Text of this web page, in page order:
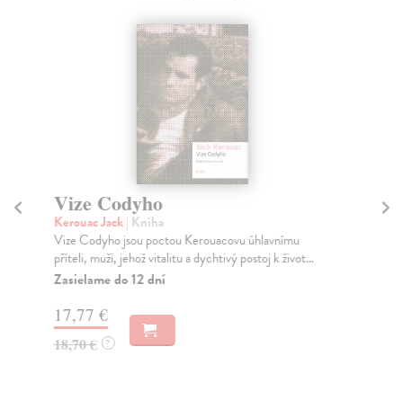
Vize Codyho
Kerouac Jack| Kniha
Vize Codyho jsou poctou Kerouacovu úhlavnímu
příteli, muži, jehož vitalitu a dychtivý postoj k život...
Zasielame do 12 dní
17,77 €
18,70 € ?